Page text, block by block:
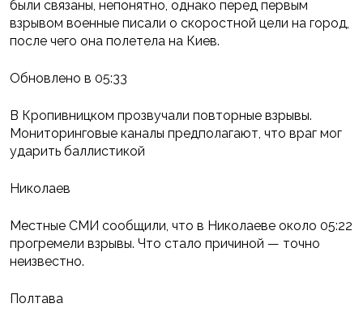
были связаны, непонятно, однако перед первым
взрывом военные писали о скоростной цели на город,
после чего она полетела на Киев.
Обновлено в 05:33
В Кропивницком прозвучали повторные взрывы.
Мониторинговые каналы предполагают, что враг мог
ударить баллистикой
Николаев
Местные СМИ сообщили, что в Николаеве около 05:22
прогремели взрывы. Что стало причиной — точно
неизвестно.
Полтава